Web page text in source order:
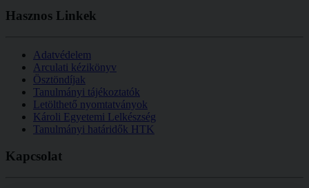
Hasznos Linkek
Adatvédelem
Arculati kézikönyv
Ösztöndíjak
Tanulmányi tájékoztatók
Letölthető nyomtatványok
Károli Egyetemi Lelkészség
Tanulmányi határidők HTK
Kapcsolat